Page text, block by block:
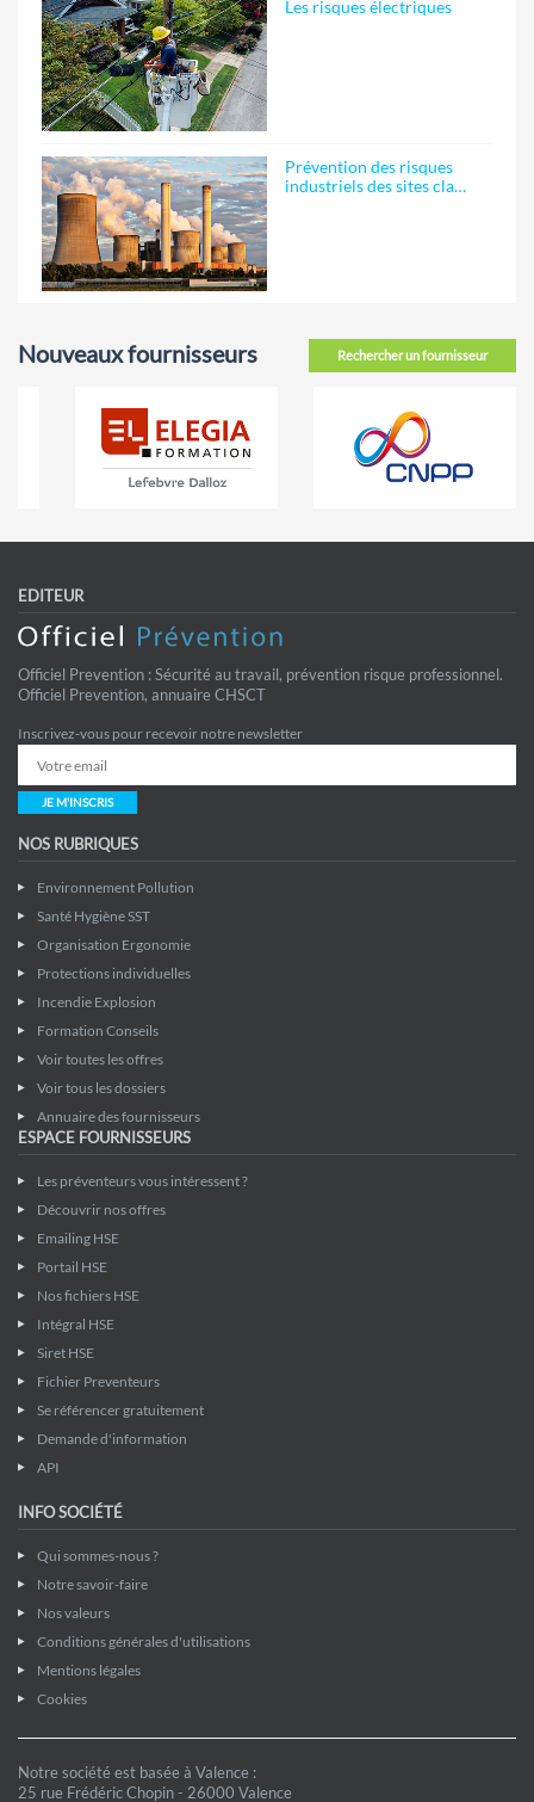
Les risques électriques
Prévention des risques
industriels des sites cla…
Rechercher un fournisseur
Nouveaux fournisseurs
EDITEUR
Officiel Prevention : Sécurité au travail, prévention risque professionnel.
Officiel Prevention, annuaire CHSCT
Inscrivez-vous pour recevoir notre newsletter
JE M'INSCRIS
NOS RUBRIQUES
Environnement Pollution
Santé Hygiène SST
Organisation Ergonomie
Protections individuelles
Incendie Explosion
Formation Conseils
Voir toutes les offres
Voir tous les dossiers
Annuaire des fournisseurs
ESPACE FOURNISSEURS
Les préventeurs vous intéressent ?
Découvrir nos offres
Emailing HSE
Portail HSE
Nos fichiers HSE
Intégral HSE
Siret HSE
Fichier Preventeurs
Se référencer gratuitement
Demande d'information
API
INFO SOCIÉTÉ
Qui sommes-nous ?
Notre savoir-faire
Nos valeurs
Conditions générales d'utilisations
Mentions légales
Cookies
Notre société est basée à Valence :
25 rue Frédéric Chopin - 26000 Valence